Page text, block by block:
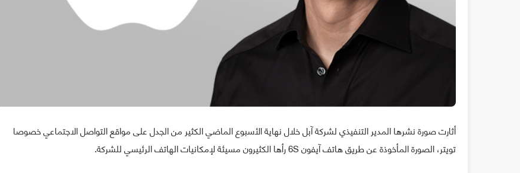
أثارت صورة نشرها المدير التنفيذي لشركة آبل خلال نهاية الأسبوع الماضي الكثير من الجدل على مواقع التواصل الاجتماعي خصوصا
تويتر، الصورة المأخوذة عن طريق هاتف آيفون 6S رأها الكثيرون مسيئة لإمكانيات الهاتف الرئيسي للشركة.